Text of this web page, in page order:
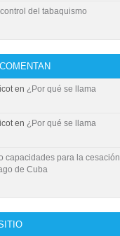
del tabaquismo
en ¿Por qué se llama
en ¿Por qué se llama
capacidades para la cesación
de Cuba